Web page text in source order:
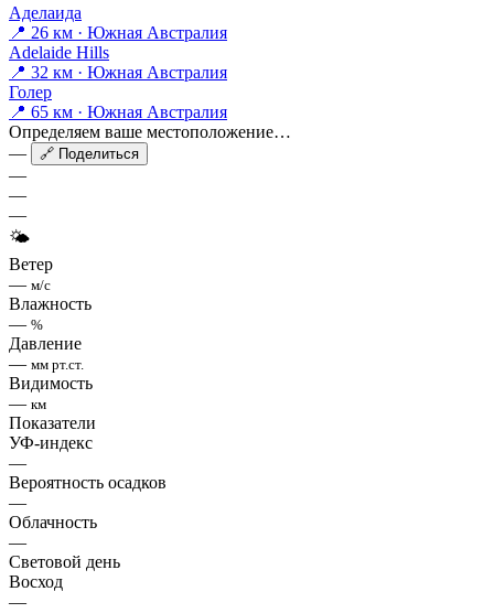
Аделаида
📍 26 км · Южная Австралия
Adelaide Hills
📍 32 км · Южная Австралия
Голер
📍 65 км · Южная Австралия
Определяем ваше местоположение…
—
🔗 Поделиться
—
—
—
🌤
Ветер
— м/с
Влажность
— %
Давление
— мм рт.ст.
Видимость
— км
Показатели
УФ-индекс
—
Вероятность осадков
—
Облачность
—
Световой день
Восход
—